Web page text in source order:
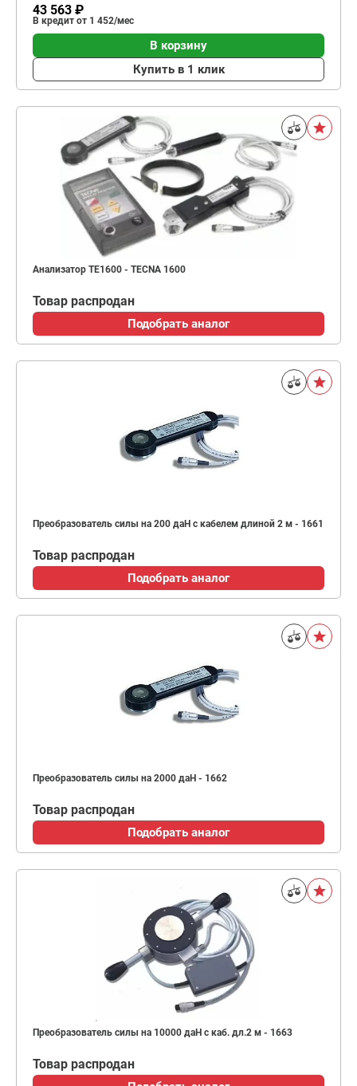
43 563 ₽
В кредит от 1 452/мес
В корзину
Купить в 1 клик
Анализатор ТЕ1600 - TECNA 1600
Товар распродан
Подобрать аналог
Преобразователь силы на 200 даН с кабелем длиной 2 м - 1661
Товар распродан
Подобрать аналог
Преобразователь силы на 2000 даН - 1662
Товар распродан
Подобрать аналог
Преобразователь силы на 10000 даН с каб. дл.2 м - 1663
Товар распродан